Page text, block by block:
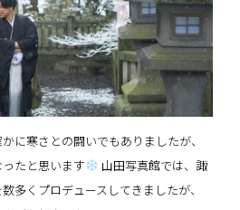
に寒さとの闘いでもありましたが、
たと思います
山田写真館では、諏
多くプロデュースしてきましたが、